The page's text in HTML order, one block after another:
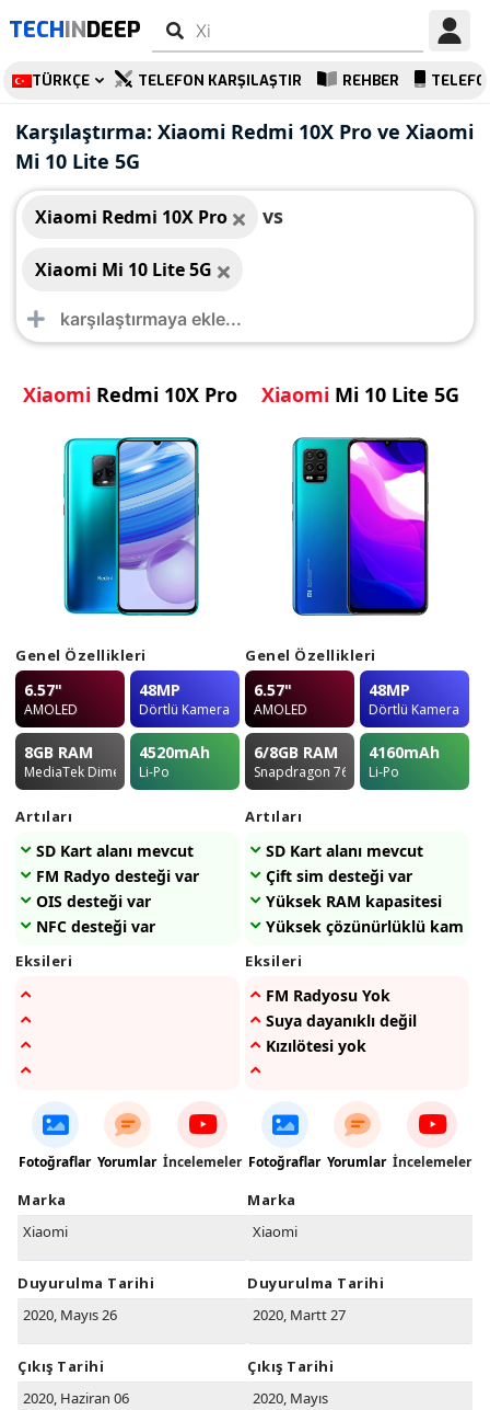
TECHINDEEP
TÜRKÇE TELEFON KARŞILAŞTIR REHBER
Karşılaştırma: Xiaomi Redmi 10X Pro ve Xiaomi
Mi 10 Lite 5G
Xiaomi Redmi 10X Pro vs
Xiaomi Mi 10 Lite 5G
Xiaomi Redmi 10X
Pro
Xiaomi Redmi 10X Pro
Genel Özellikleri
6.57"
AMOLED
48MP
Dörtlü Kamera
8GB RAM
MediaTek Dimensity 820 5G
4520mAh
Li-Po
Artıları
SD Kart alanı mevcut
FM Radyo desteği var
OIS desteği var
NFC desteği var
Eksileri
Fotoğraflar Yorumlar İncelemeler
Marka
Xiaomi
Duyurulma Tarihi
2020, Mayıs 26
Çıkış Tarihi
2020, Haziran 06
Xiaomi Mi 10 Lite 5G
Xiaomi Mi 10 Lite 5G
Genel Özellikleri
6.57"
AMOLED
48MP
Dörtlü Kamera
6/8GB RAM
Snapdragon 765G
4160mAh
Li-Po
Artıları
SD Kart alanı mevcut
Çift sim desteği var
Yüksek RAM kapasitesi
Yüksek çözünürlüklü
Eksileri
FM Radyosu Yok
Suya dayanıklı değil
Kızılötesi yok
Fotoğraflar Yorumlar İncelemeler
Marka
Xiaomi
Duyurulma Tarihi
2020, Martt 27
Çıkış Tarihi
2020, Mayıs